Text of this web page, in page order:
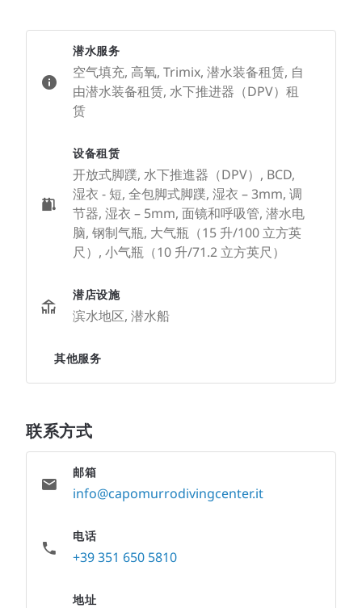
潜水服务
空气填充, 高氧, Trimix, 潜水装备租赁, 自
由潜水装备租赁, 水下推进器（DPV）租
赁
设备租赁
开放式脚蹼, 水下推進器（DPV）, BCD,
湿衣 - 短, 全包脚式脚蹼, 湿衣 – 3mm, 调
节器, 湿衣 – 5mm, 面镜和呼吸管, 潜水电
脑, 钢制气瓶, 大气瓶（15 升/100 立方英
尺）, 小气瓶（10 升/71.2 立方英尺）
潜店设施
滨水地区, 潜水船
其他服务
联系方式
邮箱
info@capomurrodivingcenter.it
电话
+39 351 650 5810
地址